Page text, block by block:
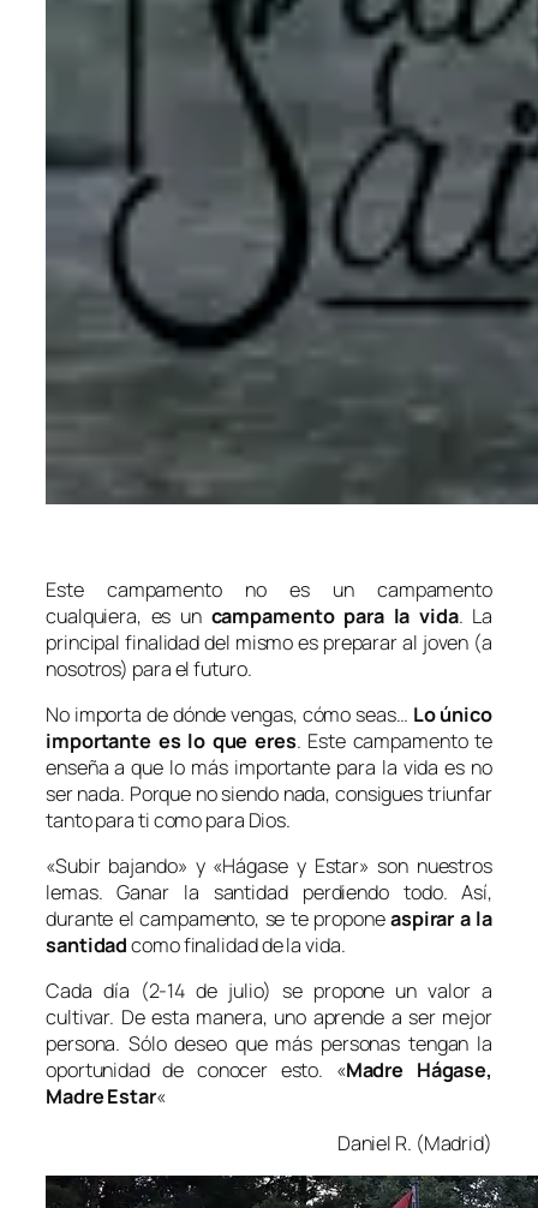
Este campamento no es un campamento
cualquiera, es un campamento para la vida. La
principal finalidad del mismo es preparar al joven (a
nosotros) para el futuro.
No importa de dónde vengas, cómo seas… Lo único
importante es lo que eres. Este campamento te
enseña a que lo más importante para la vida es no
ser nada. Porque no siendo nada, consigues triunfar
tanto para ti como para Dios.
«Subir bajando» y «Hágase y Estar» son nuestros
lemas. Ganar la santidad perdiendo todo. Así,
durante el campamento, se te proponeaspirar a la
santidadcomo finalidad de la vida.
Cada día (2-14 de julio) se propone un valor a
cultivar. De esta manera, uno aprende a ser mejor
persona. Sólo deseo que más personas tengan la
oportunidad de conocer esto. «Madre Hágase,
Madre Estar«
Daniel R. (Madrid)